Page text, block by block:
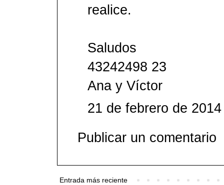
realice.
Saludos
43242498 23
Ana y Víctor
21 de febrero de
Publicar un comentario
Entrada más reciente